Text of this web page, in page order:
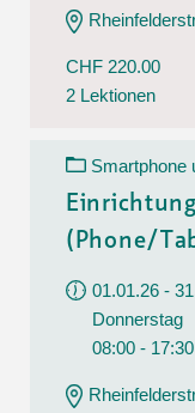
CHF 220.00
2 Lektionen
Smartphone
(Phone/
01.01.26 -
Donnerstag
08:00 -